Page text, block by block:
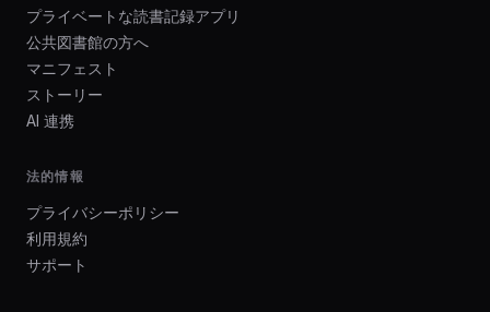
プライベートな読書記録アプリ
公共図書館の方へ
マニフェスト
ストーリー
AI 連携
法的情報
プライバシーポリシー
利用規約
サポート